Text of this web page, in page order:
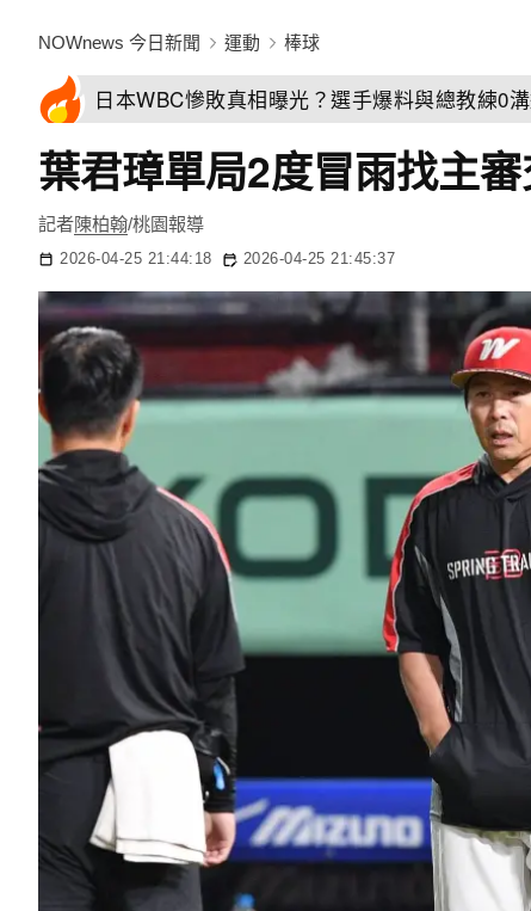
NOWnews 今日新聞 運動 棒球
日本WBC慘敗真相曝光？選手爆料與總教練0
葉君璋單局2度冒雨找主
記者陳柏翰/桃園報導
2026-04-25 21:44:18 2026-04-25 21:45:37